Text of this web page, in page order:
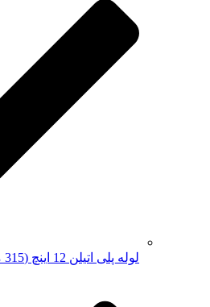
لوله پلی اتیلن 12 اینچ (315 میلیمتر)